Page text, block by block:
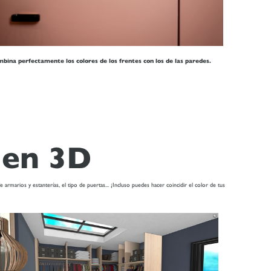
perfectamente los colores de los frentes con los de las paredes.
3D
y estanterías, el tipo de puertas... ¡Incluso puedes hacer coincidir el color de tus